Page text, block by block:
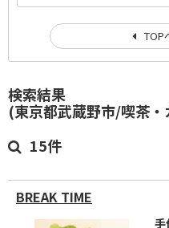
検索結果
(東京都武蔵野市/喫茶・
15件
BREAK TIME
手
TOP